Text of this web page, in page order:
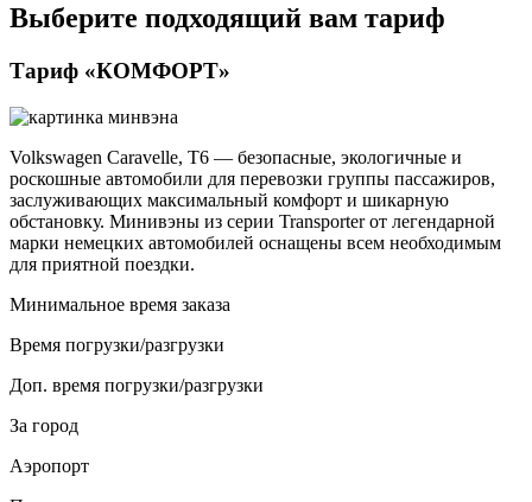
Выберите подходящий вам тариф
Тариф «КОМФОРТ»
Volkswagen Caravelle, Т6 — безопасные, экологичные и
роскошные автомобили для перевозки группы пассажиров,
заслуживающих максимальный комфорт и шикарную
обстановку. Минивэны из серии Transporter от легендарной
марки немецких автомобилей оснащены всем необходимым
для приятной поездки.
Минимальное время заказа
Время погрузки/разгрузки
Доп. время погрузки/разгрузки
За город
Аэропорт